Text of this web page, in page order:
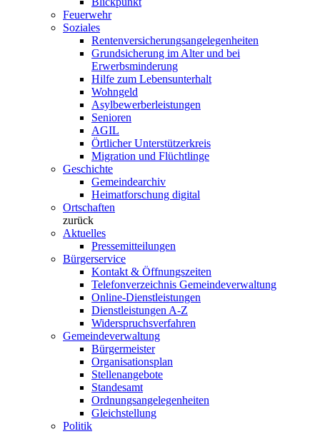
Feuerwehr
Soziales
Rentenversicherungsangelegenheiten
Grundsicherung im Alter und bei
Erwerbsminderung
Hilfe zum Lebensunterhalt
Wohngeld
Asylbewerberleistungen
Senioren
AGIL
Örtlicher Unterstützerkreis
Migration und Flüchtlinge
Geschichte
Gemeindearchiv
Heimatforschung digital
Ortschaften
zurück
Aktuelles
Pressemitteilungen
Bürgerservice
Kontakt & Öffnungszeiten
Telefonverzeichnis Gemeindeverwaltung
Online-Dienstleistungen
Dienstleistungen A-Z
Widerspruchsverfahren
Gemeindeverwaltung
Bürgermeister
Organisationsplan
Stellenangebote
Standesamt
Ordnungsangelegenheiten
Gleichstellung
Politik